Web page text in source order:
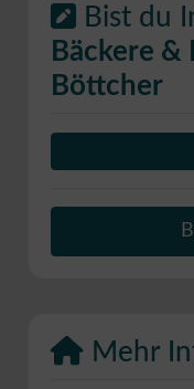
Bist du
Bäckere
Böttcher
Mehr